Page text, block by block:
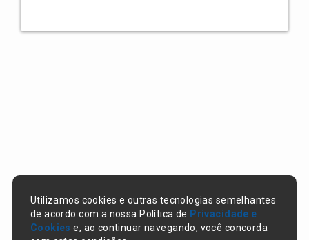
Utilizamos cookies e outras tecnologias semelhantes
de acordo com a nossa Política de Privacidade e
Cookies e, ao continuar navegando, você concorda